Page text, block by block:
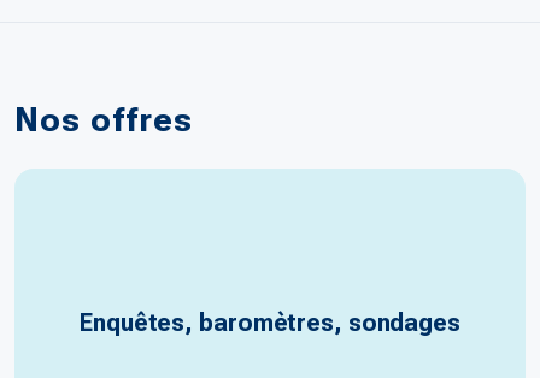
Nos offres
Enquêtes, baromètres, sondages